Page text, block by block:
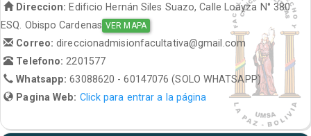
Direccion: Edificio Hernán Siles Suazo, Calle Loayza N° 380
ESQ. Obispo Cardenas VER MAPA
Correo:direccionadmisionfacultativa@gmail.com
Telefono: 2201577
Whatsapp:63088620 - 60147076 (SOLO WHATSAPP)
Pagina Web: Click para entrar a la página